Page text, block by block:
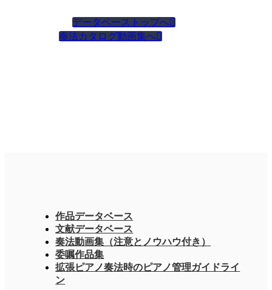
データベーストップへ
奏法カタログ動画集へ
作品データベース
文献データベース
奏法動画集（注意とノウハウ付き）
委嘱作品集
拡張ピアノ奏法時のピアノ管理ガイドライ
ン